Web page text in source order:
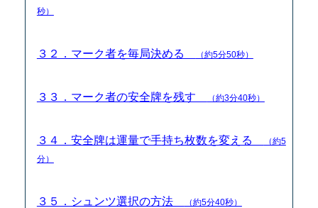
秒）
３２．マーク者を毎局決める （約5分50秒）
３３．マーク者の安全牌を残す （約3分40秒）
３４．安全牌は運量で手持ち枚数を変える
（約5
分）
３５．シュンツ選択の方法 （約5分40秒）